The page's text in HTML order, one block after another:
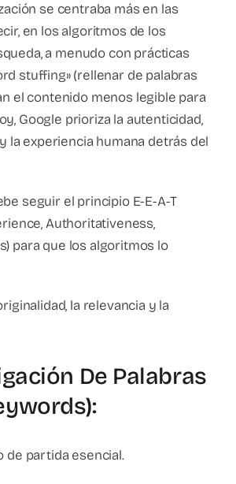
se centraba más en las
en los algoritmos de los
a menudo con prácticas
stuffing» (rellenar de palabras
el contenido menos legible para
Google prioriza la autenticidad,
la experiencia humana detrás del
seguir el principio E-E-A-T
Authoritativeness,
para que los algoritmos lo
la relevancia y la
De Palabras
de partida esencial.